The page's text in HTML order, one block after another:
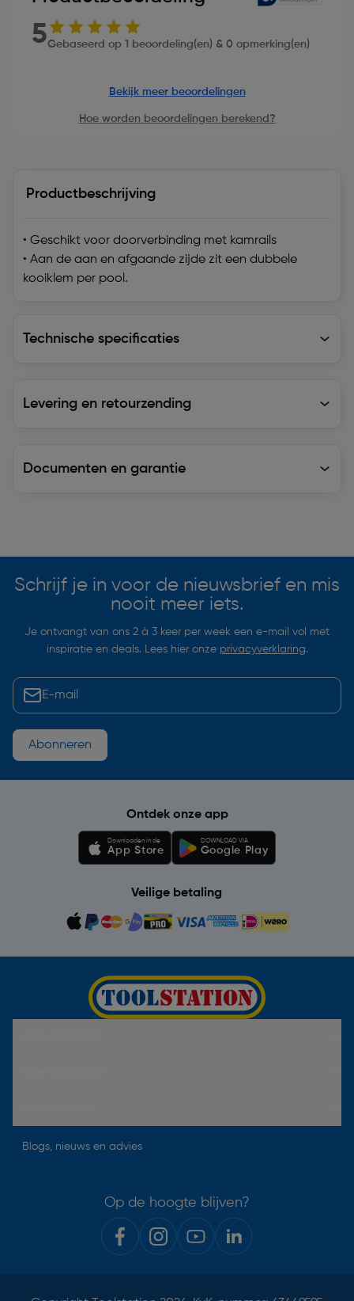
5Gebaseerd op 1 beoordeling(en) & 0 opmerking(en)
Bekijk meer beoordelingen
Hoe worden beoordelingen berekend?
Productbeschrijving
• Geschikt voor doorverbinding met kamrails
• Aan de aan en afgaande zijde zit een dubbele
kooiklem per pool.
Technische specificaties
Levering en retourzending
Documenten en garantie
Schrijf je in voor de nieuwsbrief en mis
nooit meer iets.
Je ontvangt van ons 2 à 3 keer per week een e-mail vol met
inspiratie en deals. Lees hier onze privacyverklaring.
Abonneren
Ontdek onze app
Downloaden in de
App Store
DOWNLOAD VIA
Google Play
Veilige betaling
Blogs, nieuws en advies
Op de hoogte blijven?